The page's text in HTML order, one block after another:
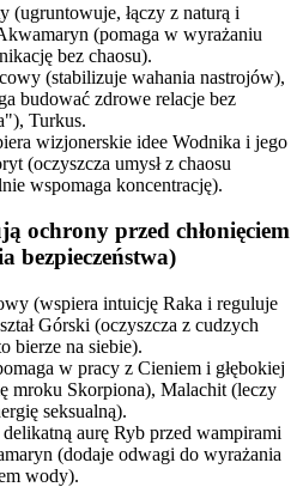
(ugruntowuje, łączy z naturą i
(pomaga w wyrażaniu
bez chaosu).
(stabilizuje wahania nastrojów),
budować zdrowe relacje bez
Turkus.
wizjonerskie idee Wodnika i jego
(oczyszcza umysł z chaosu
wspomaga koncentrację).
ochrony przed chłonięciem
bezpieczeństwa)
(wspiera intuicję Raka i reguluje
Górski (oczyszcza z cudzych
bierze na siebie).
w pracy z Cieniem i głębokiej
mroku Skorpiona), Malachit (leczy
seksualną).
aurę Ryb przed wampirami
(dodaje odwagi do wyrażania
wody).